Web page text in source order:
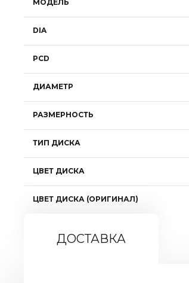
МОДЕЛЬ
DIA
PCD
ДИАМЕТР
РАЗМЕРНОСТЬ
ТИП ДИСКА
ЦВЕТ ДИСКА
ЦВЕТ ДИСКА (ОРИГИНАЛ)
ДОСТАВКА